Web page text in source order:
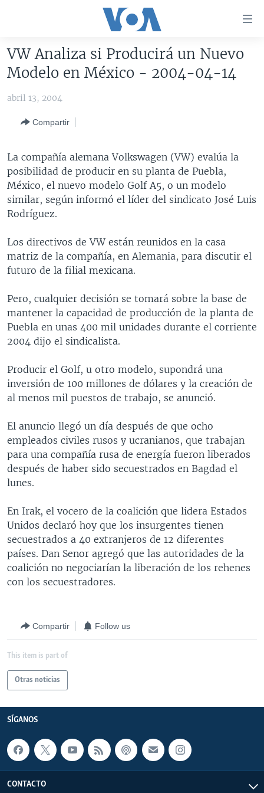
accesibilidad
al
contenido
principal
Salte
principal
Salte
búsqueda
AMÉRICA DEL NORTE
MÉXICO
HAITÍ
ELECCIONES EEUU
VOTO DIVIDIDO
VOA VERIFICA
VOA VERIFICA UCRANIA/RUSIA
VOA VERIFICA AMÉRICA LATINA
AMÉRICA LATINA
BOLIVIA
COLOMBIA
CHILE
ECUADOR
VENEZUELA
BRASIL
CENTROAMÉRICA
COSTA RICA
EL SALVADOR
HONDURAS
NICARAGUA
OTRAS SECCIONES
INMIGRACIÓN
MUNDO
ECONOMÍA
ENTRETENIMIENTO Y CULTURA
TECNOLOGÍA
DEPORTES
ESPECIALES DE LA VOA
UCRANIA
MULTIMEDIA
VIDEOS
FOTOGRAFÍA
AUDIOS
PROGRAMAS TV
EL MUNDO AL DÍA
FORO INTERAMERICANO
LAS CLAVES
PANORAMA
RADIO
AVANCE INFORMATIVO
BUENOS DÍAS AMÉRICA
ESTADOS UNIDOS AL DÍA
EL MUNDO AL DÍA [RADIO]
FORO [RADIO]
DEPORTIVO INTERNACIONAL
NOTA ECONÓMICA
ENTRETENIMIENTO
DIRECT
SÍGANOS
Idiomas
VW Analiza si Producirá un Nuevo
Modelo en México - 2004-04-14
abril 13, 2004
Compartir
La compañía alemana Volkswagen (VW) evalúa la
posibilidad de producir en su planta de Puebla,
México, el nuevo modelo Golf A5, o un modelo
similar, según informó el líder del sindicato José Luis
Rodríguez.
Los directivos de VW están reunidos en la casa
matriz de la compañía, en Alemania, para discutir el
futuro de la filial mexicana.
Pero, cualquier decisión se tomará sobre la base de
mantener la capacidad de producción de la planta de
Puebla en unas 400 mil unidades durante el corriente
2004 dijo el sindicalista.
Producir el Golf, u otro modelo, supondrá una
inversión de 100 millones de dólares y la creación de
al menos mil puestos de trabajo, se anunció.
El anuncio llegó un día después de que ocho
empleados civiles rusos y ucranianos, que trabajan
para una compañía rusa de energía fueron liberados
después de haber sido secuestrados en Bagdad el
lunes.
En Irak, el vocero de la coalición que lidera Estados
Unidos declaró hoy que los insurgentes tienen
secuestrados a 40 extranjeros de 12 diferentes
países. Dan Senor agregó que las autoridades de la
coalición no negociarían la liberación de los rehenes
con los secuestradores.
Compartir Follow us
This item is part of
Otras noticias
SÍGANOS
CONTACTO